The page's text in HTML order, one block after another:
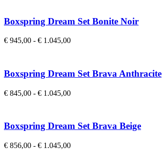
Boxspring Dream Set Bonite Noir
€ 945,00 - € 1.045,00
Boxspring Dream Set Brava Anthracite
€ 845,00 - € 1.045,00
Boxspring Dream Set Brava Beige
€ 856,00 - € 1.045,00